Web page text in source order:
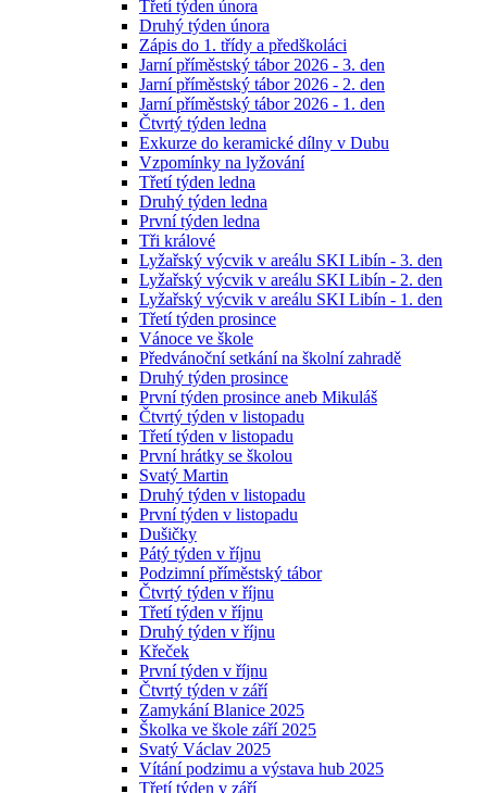
Třetí týden února
Druhý týden února
Zápis do 1. třídy a předškoláci
Jarní příměstský tábor 2026 - 3. den
Jarní příměstský tábor 2026 - 2. den
Jarní příměstský tábor 2026 - 1. den
Čtvrtý týden ledna
Exkurze do keramické dílny v Dubu
Vzpomínky na lyžování
Třetí týden ledna
Druhý týden ledna
První týden ledna
Tři králové
Lyžařský výcvik v areálu SKI Libín - 3. den
Lyžařský výcvik v areálu SKI Libín - 2. den
Lyžařský výcvik v areálu SKI Libín - 1. den
Třetí týden prosince
Vánoce ve škole
Předvánoční setkání na školní zahradě
Druhý týden prosince
První týden prosince aneb Mikuláš
Čtvrtý týden v listopadu
Třetí týden v listopadu
První hrátky se školou
Svatý Martin
Druhý týden v listopadu
První týden v listopadu
Dušičky
Pátý týden v říjnu
Podzimní příměstský tábor
Čtvrtý týden v říjnu
Třetí týden v říjnu
Druhý týden v říjnu
Křeček
První týden v říjnu
Čtvrtý týden v září
Zamykání Blanice 2025
Školka ve škole září 2025
Svatý Václav 2025
Vítání podzimu a výstava hub 2025
Třetí týden v září